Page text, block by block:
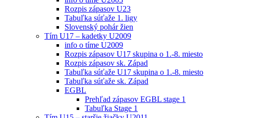
Rozpis zápasov U23
Tabuľka súťaže 1. ligy
Slovenský pohár žien
Tím U17 – kadetky U2009
info o tíme U2009
Rozpis zápasov U17 skupina o 1.-8. miesto
Rozpis zápasov sk. Západ
Tabuľka súťaže U17 skupina o 1.-8. miesto
Tabuľka súťaže sk. Západ
EGBL
Prehľad zápasov EGBL stage 1
Tabuľka Stage 1